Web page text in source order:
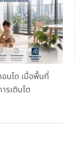
นโด เมื่อพื้นที่
รเติบโต